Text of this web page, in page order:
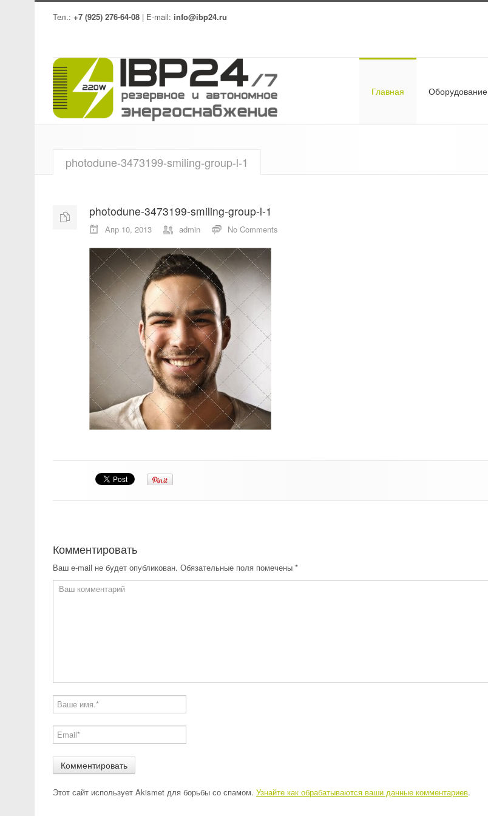
Тел.: +7 (925) 276-64-08 | E-mail: info@ibp24.ru
Главная Оборудование
photodune-3473199-smiling-group-l-1
photodune-3473199-smiling-group-l-1
Апр 10, 2013 admin No Comments
Комментировать
Ваш e-mail не будет опубликован. Обязательные поля помечены *
Этот сайт использует Akismet для борьбы со спамом. Узнайте как обрабатываются ваши данные комментариев.